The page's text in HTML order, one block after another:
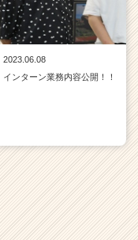
2023.06.08
インターン業務内容公開！！